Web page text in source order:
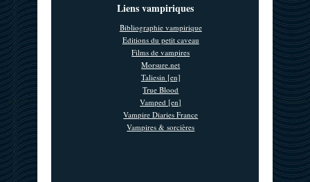
Liens vampiriques
Bibliographie vampirique
Editions du petit caveau
Films de vampires
Morsure.net
Taliesin [en]
True Blood
Vamped [en]
Vampire Diaries France
Vampires & sorcières